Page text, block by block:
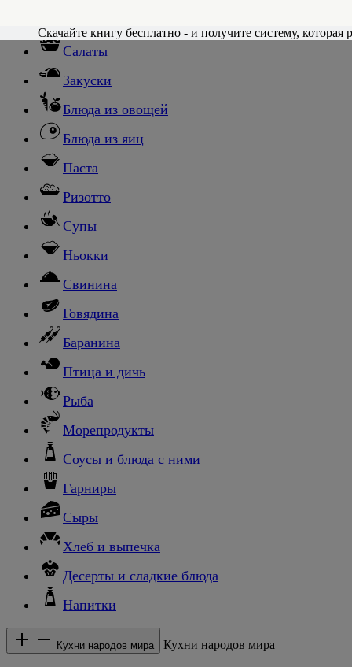
Салаты
Закуски
Блюда из овощей
Блюда из яиц
Паста
Ризотто
Супы
Ньокки
Свинина
Говядина
Баранина
Птица и дичь
Рыба
Морепродукты
Соусы и блюда с ними
Гарниры
Сыры
Хлеб и выпечка
Десерты и сладкие блюда
Напитки
Кухни народов мира Кухни народов мира
Скачайте книгу бесплатно - и получите систему, которая